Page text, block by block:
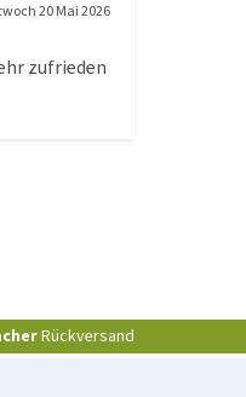
20 Mai 2026
zufrieden
Rückversand